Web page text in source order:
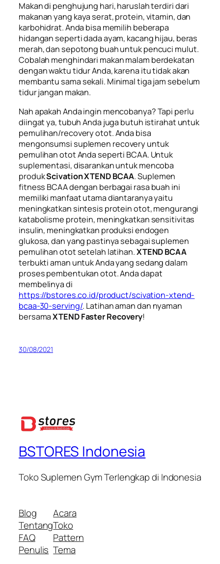
Makan di penghujung hari, haruslah terdiri dari
makanan yang kaya serat, protein, vitamin, dan
karbohidrat. Anda bisa memilih beberapa
hidangan seperti dada ayam, kacang hijau, beras
merah, dan sepotong buah untuk pencuci mulut.
Cobalah menghindari makan malam berdekatan
dengan waktu tidur Anda, karena itu tidak akan
membantu sama sekali. Minimal tiga jam sebelum
tidur jangan makan.
Nah apakah Anda ingin mencobanya? Tapi perlu
diingat ya, tubuh Anda juga butuh istirahat untuk
pemulihan/recoveryotot. Anda bisa
mengonsumsi suplemen recoveryuntuk
pemulihan otot Anda seperti BCAA. Untuk
suplementasi, disarankan untuk mencoba
produkScivation XTEND BCAA. Suplemen
fitness BCAA dengan berbagai rasa buah ini
memiliki manfaat utama diantaranya yaitu
meningkatkan sintesis protein otot, mengurangi
katabolisme protein, meningkatkan sensitivitas
insulin, meningkatkan produksi endogen
glukosa, dan yang pastinya sebagai suplemen
pemulihan otot setelah latihan.XTEND BCAA
terbukti aman untuk Anda yang sedang dalam
proses pembentukan otot. Anda dapat
membelinya di
https://bstores.co.id/product/scivation-xtend-
bcaa-30-serving/. Latihan aman dan nyaman
bersamaXTEND Faster Recovery!
30/08/2021
BSTORES Indonesia
Toko Suplemen Gym Terlengkap di Indonesia
Blog
Tentang
FAQ
Penulis
Acara
Toko
Pattern
Tema